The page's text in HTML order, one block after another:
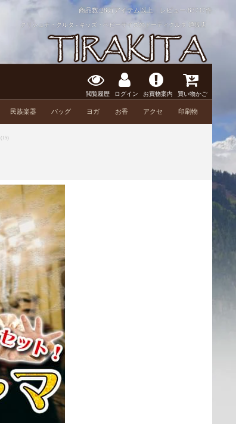
商品数:28万アイテム以上 レビュー:83747件
クリシュナ・クルタ - キッズ・ベビーサイズのドーティクルタ 通販店
閲覧履歴 ログイン お買物案内 買い物かご
民族楽器 バッグ ヨガ お香 アクセ 印刷物
(15)